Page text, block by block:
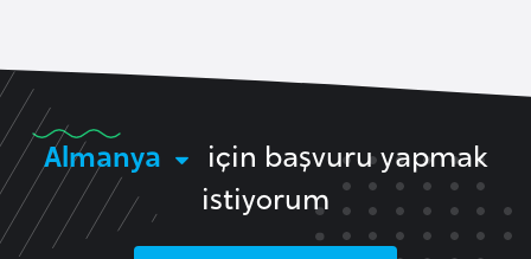
Almanya
için başvuru yapmak
istiyorum
l
a
d
e
ş